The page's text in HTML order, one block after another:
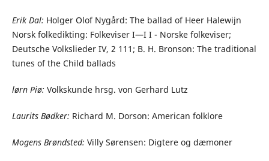
Erik Dal: Holger Olof Nygård: The ballad of Heer Halewijn
Norsk folkedikting: Folkeviser I—I I - Norske folkeviser;
Deutsche Volkslieder IV, 2 111; B. H. Bronson: The traditional
tunes of the Child ballads
lørn Piø: Volkskunde hrsg. von Gerhard Lutz
Laurits Bødker: Richard M. Dorson: American folklore
Mogens Brøndsted: Villy Sørensen: Digtere og dæmoner